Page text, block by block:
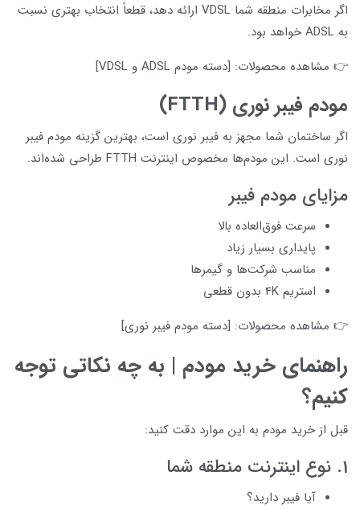
اگر مخابرات منطقه شما VDSL ارائه دهد، قطعاً انتخاب بهتری نسبت
به ADSL خواهد بود.
👉 مشاهده محصولات: [دسته مودم ADSL و VDSL]
مودم فیبر نوری (FTTH)
اگر ساختمان شما مجهز به فیبر نوری است، بهترین گزینه مودم فیبر
نوری است. این مودم‌ها مخصوص اینترنت FTTH طراحی شده‌اند.
مزایای مودم فیبر
سرعت فوق‌العاده بالا
پایداری بسیار زیاد
مناسب شرکت‌ها و گیمرها
استریم 4K بدون قطعی
👉 مشاهده محصولات: [دسته مودم فیبر نوری]
راهنمای خرید مودم | به چه نکاتی توجه
کنیم؟
قبل از خرید مودم به این موارد دقت کنید:
1. نوع اینترنت منطقه شما
آیا فیبر دارید؟